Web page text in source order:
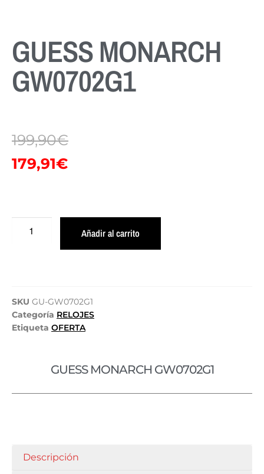
GUESS MONARCH
GW0702G1
199,90€
179,91€
Añadir al carrito
SKU GU-GW0702G1
Categoría RELOJES
Etiqueta OFERTA
GUESS MONARCH GW0702G1
Descripción